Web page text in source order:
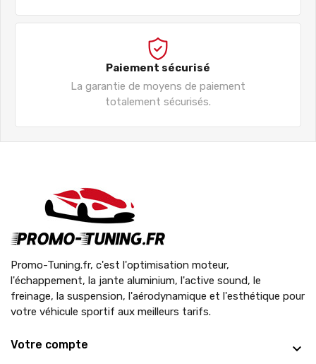
Paiement sécurisé
La garantie de moyens de paiement
totalement sécurisés.
Promo-Tuning.fr, c'est l'optimisation moteur,
l'échappement, la jante aluminium, l'active sound, le
freinage, la suspension, l'aérodynamique et l'esthétique pour
votre véhicule sportif aux meilleurs tarifs.
Votre compte